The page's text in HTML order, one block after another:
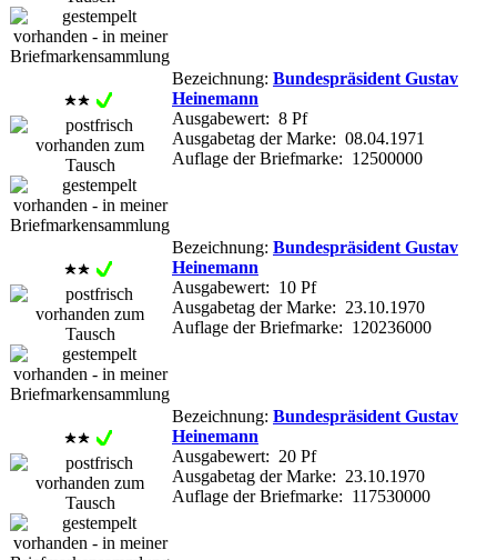
Bezeichnung: Bundespräsident Gustav
Heinemann
Ausgabewert: 8 Pf
Ausgabetag der Marke: 08.04.1971
Auflage der Briefmarke: 12500000
Bezeichnung: Bundespräsident Gustav
Heinemann
Ausgabewert: 10 Pf
Ausgabetag der Marke: 23.10.1970
Auflage der Briefmarke: 120236000
Bezeichnung: Bundespräsident Gustav
Heinemann
Ausgabewert: 20 Pf
Ausgabetag der Marke: 23.10.1970
Auflage der Briefmarke: 117530000